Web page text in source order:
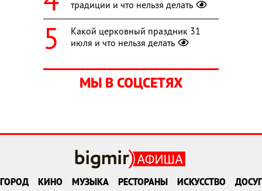
традиции и что нельзя делать
Какой церковный праздник 31
июля и что нельзя делать
МЫ В СОЦСЕТЯХ
ГОРОД КИНО МУЗЫКА РЕСТОРАНЫ ИСКУССТВО ДОСУГ